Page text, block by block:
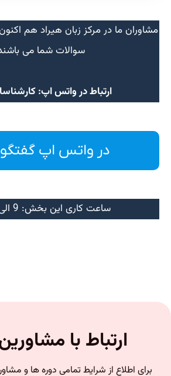
مشاوران ما در مرکز زبان هیراد هم
سوالات شما می
ارتباط در واتس اپ:
در واتس اپ
ساعت کاری این بخش: 9 الی 20:30
ارتباط با
برای اطلاع از شرایط تمامی دوره ها و